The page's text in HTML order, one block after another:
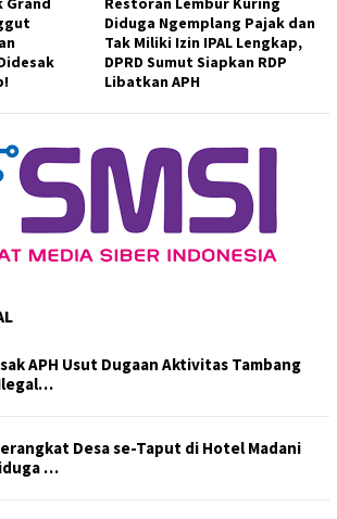
Diduga Ngemplang Pajak dan
Tak Miliki Izin IPAL Lengkap,
DPRD Sumut Siapkan RDP
Libatkan APH
APH Usut Dugaan Aktivitas Tambang
Desa se-Taput di Hotel Madani
…